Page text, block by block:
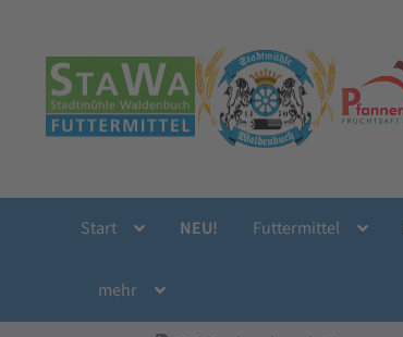
Navigation
springen
Inhalt
springen
Start NEU! Futtermittel
mehr